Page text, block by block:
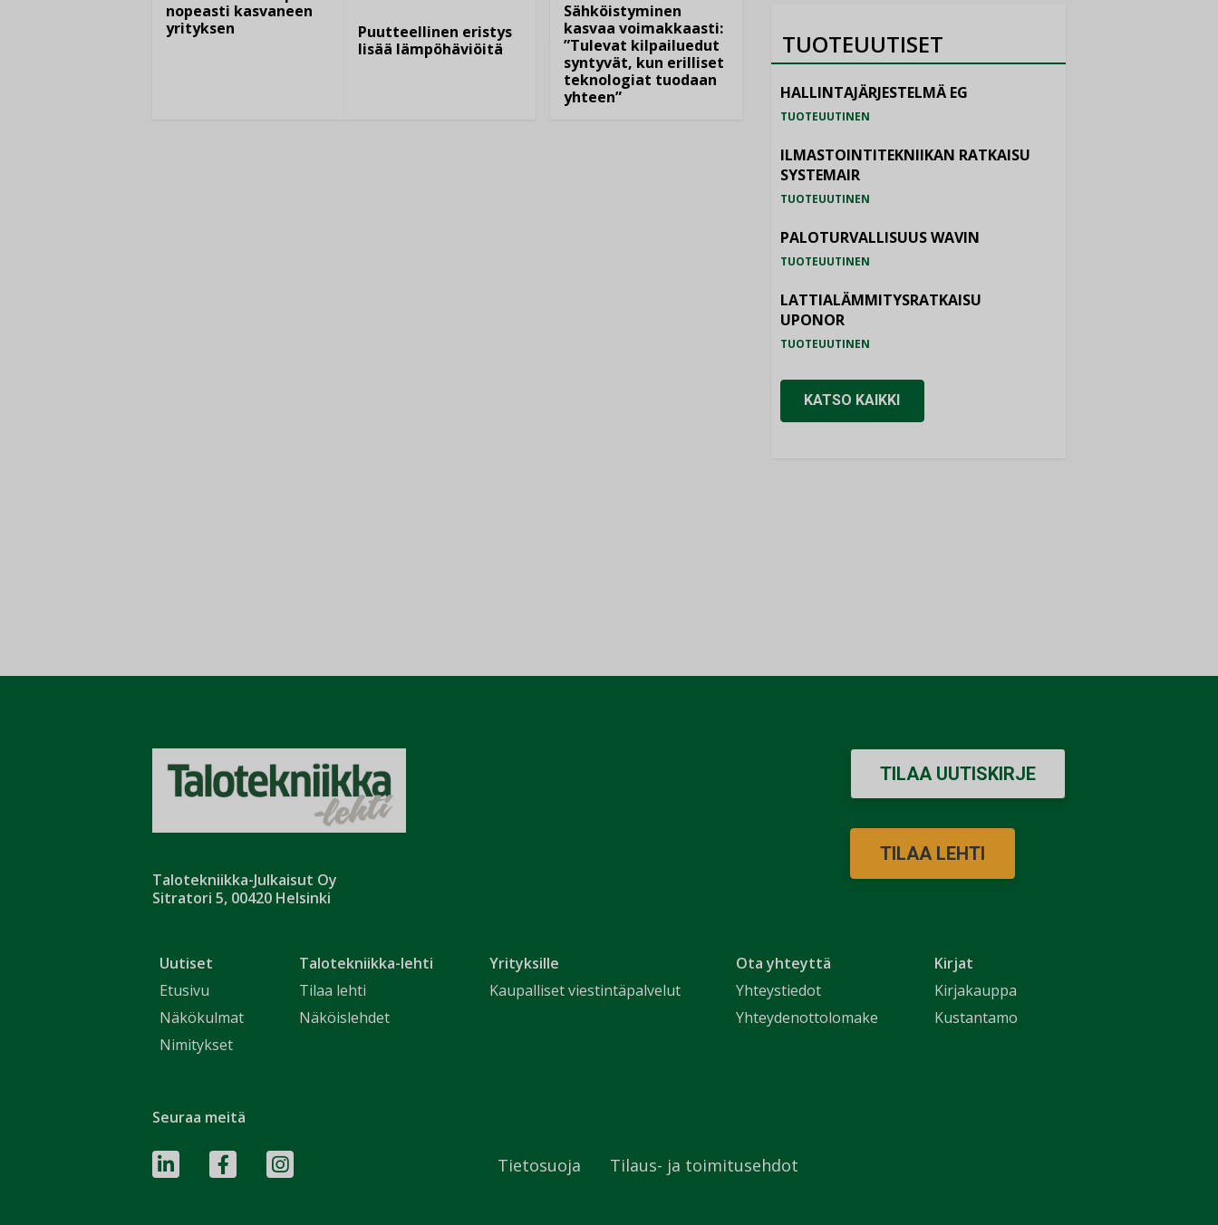
nopeasti kasvaneen
yrityksen
Puutteellinen eristys
lisää lämpöhäviöitä
Sähköistyminen
kasvaa voimakkaasti:
”Tulevat kilpailuedut
syntyvät, kun erilliset
teknologiat tuodaan
yhteen”
TUOTEUUTISET
HALLINTAJÄRJESTELMÄ EG
TUOTEUUTINEN
ILMASTOINTITEKNIIKAN RATKAISU
SYSTEMAIR
TUOTEUUTINEN
PALOTURVALLISUUS WAVIN
TUOTEUUTINEN
LATTIALÄMMITYSRATKAISU
UPONOR
TUOTEUUTINEN
KATSO KAIKKI
Talotekniikka-Julkaisut Oy
Sitratori 5, 00420 Helsinki
Uutiset
Etusivu
Näkökulmat
Nimitykset
Talotekniikka-lehti
Tilaa lehti
Näköislehdet
Yrityksille
Kaupalliset viestintäpalvelut
Ota yhteyttä
Yhteystiedot
Yhteydenottolomake
Kirjat
Kirjakauppa
Kustantamo
TILAA UUTISKIRJE
TILAA LEHTI
Seuraa meitä
Tietosuoja Tilaus- ja toimitusehdot